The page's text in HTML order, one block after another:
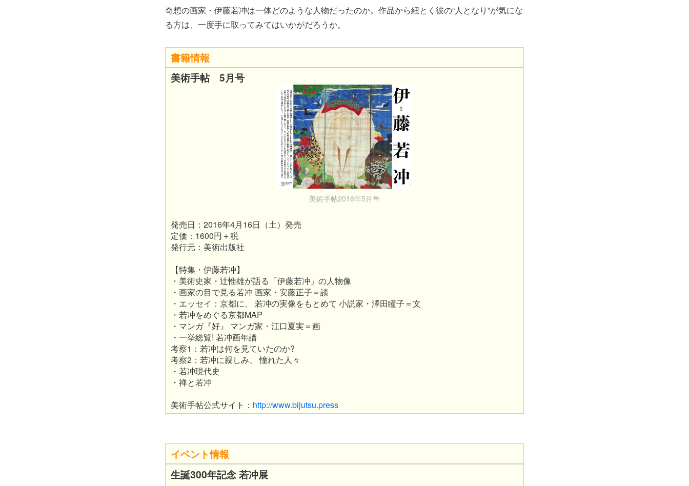
奇想の画家・伊藤若冲は一体どのような人物だったのか。作品から紐とく彼の“人となり”が気にな
る方は、一度手に取ってみてはいかがだろうか。
書籍情報
美術手帖 5月号
美術手帖2016年5月号
発売日：2016年4月16日（土）発売
定価：1600円＋税
発行元：美術出版社
【特集・ 伊藤若冲】
・美術史家・辻惟雄が語る「伊藤若冲」の人物像
・画家の目で見る若冲 画家・安藤正子＝談
・エッセイ：京都に、 若冲の実像をもとめて 小説家・澤田瞳子＝文
・若冲をめぐる京都MAP
・マンガ『好』 マンガ家・江口夏実＝画
・一挙総覧! 若冲画年譜
考察1：若冲は何を見ていたのか?
考察2：若冲に親しみ、 憧れた人々
・若冲現代史
・禅と若冲
美術手帖公式サイト： http://www.bijutsu.press
イベント情報
生誕300年記念 若冲展